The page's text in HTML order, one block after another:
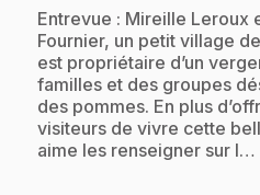
.Entrevue : Mireille Leroux
Fournier, un petit village
est propriétaire d’un
familles et des groupes
des pommes. En plus
visiteurs de vivre cette
aime les renseigner sur l…